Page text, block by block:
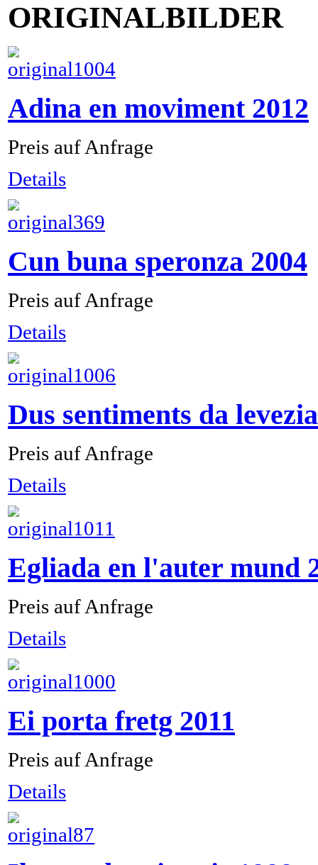
ORIGINALBILDER
Adina en moviment 2012
Preis auf Anfrage
Details
Cun buna speronza 2004
Preis auf Anfrage
Details
Dus sentiments da
Preis auf Anfrage
Details
Egliada en l'auter mund
Preis auf Anfrage
Details
Ei porta fretg 2011
Preis auf Anfrage
Details